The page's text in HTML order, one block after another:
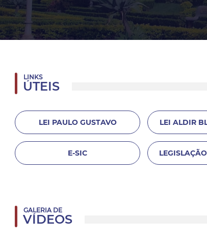
LINKS
ÚTEIS
LEI PAULO GUSTAVO LEI ALDIR
E-SIC
GALERIA DE
VÍDEOS